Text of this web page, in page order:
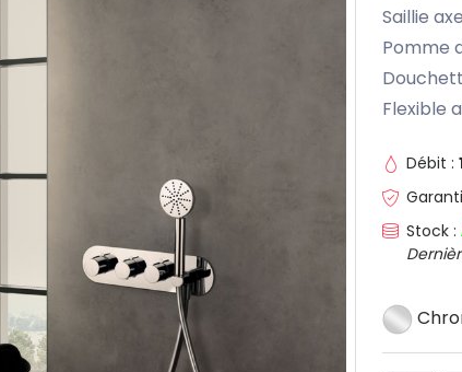
Saillie
Pomme
Flexible
Débit :
Stock :